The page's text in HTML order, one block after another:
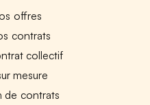
offres
contrats
collectif
mesure
de contrats